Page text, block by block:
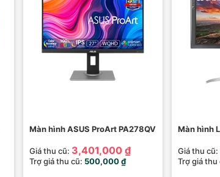
Màn hình ASUS ProArt PA278QV
Giá thu cũ: 3,401,000 ₫
Trợ giá thu cũ: 500,000 ₫
Màn hình
Giá thu cũ:
Trợ giá thu